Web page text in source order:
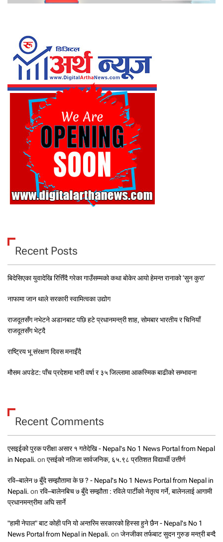
Recent Posts
बिदेसिएका युवादेखि रित्तिँदै गरेका गाउँसम्मको कथा बोकेर आयो हेमन्त रानाको ‘सुन कुरा’
नाफामा जान थाले सरकारी स्वामित्वका उद्योग
राजदूतसँग नभेटने अडानबाट पछि हटे प्रधानमन्त्री शाह, सोमबार भारतीय र चिनियाँ
राजदूतसँग भेट्दै
राष्ट्रिय भू संरक्षण दिवस मनाइँदै
मौसम अपडेट: पाँच प्रदेशमा भारी वर्षा र ३५ जिल्लामा आकस्मिक बाढीको सम्भावना
Recent Comments
एसइईको पुरक परीक्षा असार १ गतेदेखि - Nepal's No 1 News Portal from Nepal
in Nepali. on एसईको नतिजा सार्वजनिक, ६५.९८ प्रतिशत विद्यार्थी उत्तीर्ण
रवि–बालेन ७ बुँदे सम्झौतामा के छ ? - Nepal's No 1 News Portal from Nepal in
Nepali. on रवि–बालेनबिच ७ बुँदे सम्झौता : रविले पार्टीको नेतृत्व गर्ने, बालेनलाई आगामी
प्रधानमन्त्रीमा अघि सार्ने
"हामी नेपाल" बाट कोही पनि यो अन्तरिम सरकारको हिस्सा हुने छैन - Nepal's No 1
News Portal from Nepal in Nepali. on जेनजीका तर्फबाट सुदन गुरुङ मन्त्री बन्दै